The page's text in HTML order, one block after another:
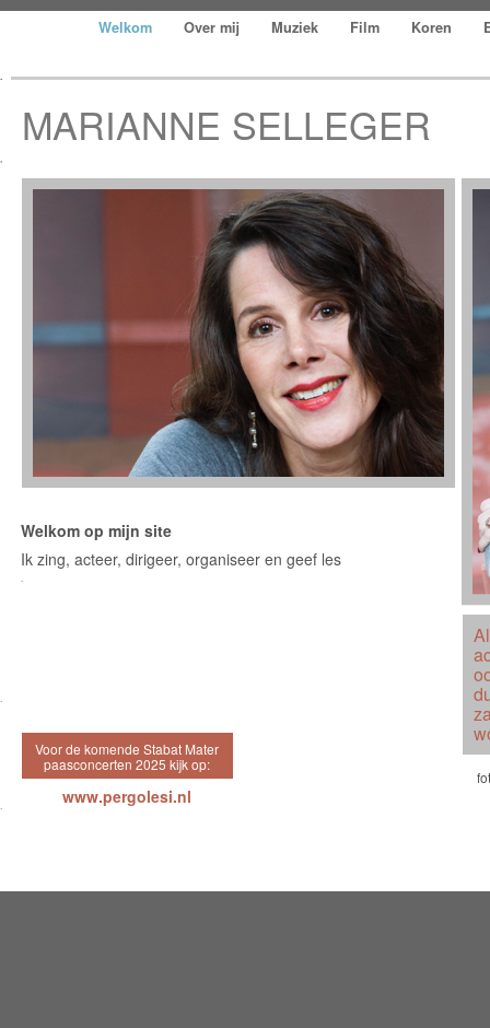
Welkom Over mij Muziek Film Koren
MARIANNE SELLEGER
Ik zing, acteer, dirigeer, organiseer en geef les
Welkom op mijn site
Voor de komende Stabat Mater
paasconcerten 2025 kijk op:
www.pergolesi.nl